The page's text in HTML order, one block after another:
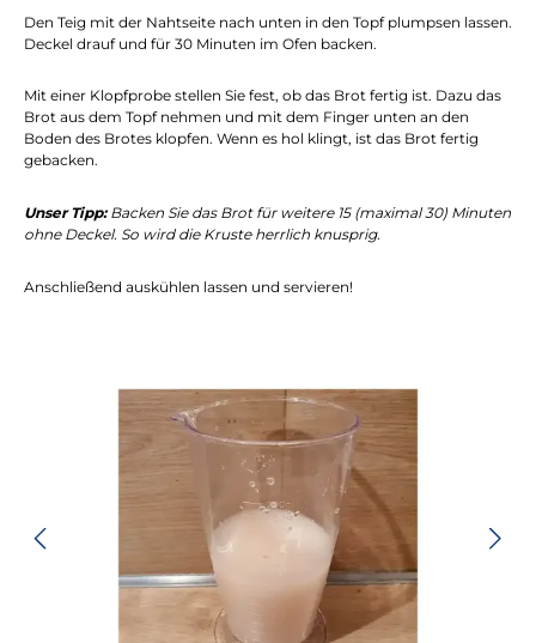
Den Teig mit der Nahtseite nach unten in den Topf plumpsen lassen.
Deckel drauf und für 30 Minuten im Ofen backen.
Mit einer Klopfprobe stellen Sie fest, ob das Brot fertig ist. Dazu das
Brot aus dem Topf nehmen und mit dem Finger unten an den
Boden des Brotes klopfen. Wenn es hol klingt, ist das Brot fertig
gebacken.
Unser Tipp: Backen Sie das Brot für weitere 15 (maximal 30) Minuten
ohne Deckel. So wird die Kruste herrlich knusprig.
Anschließend auskühlen lassen und servieren!